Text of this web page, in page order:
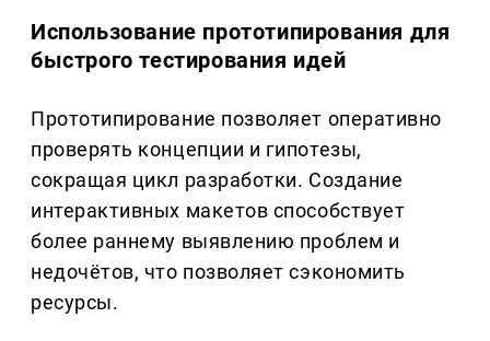
Использование прототипирования для
быстрого тестирования идей
Прототипирование позволяет оперативно
проверять концепции и гипотезы,
сокращая цикл разработки. Создание
интерактивных макетов способствует
более раннему выявлению проблем и
недочётов, что позволяет сэкономить
ресурсы.